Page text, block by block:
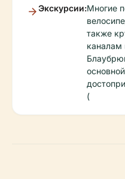
Экскурсии:Многие
также
основной
(